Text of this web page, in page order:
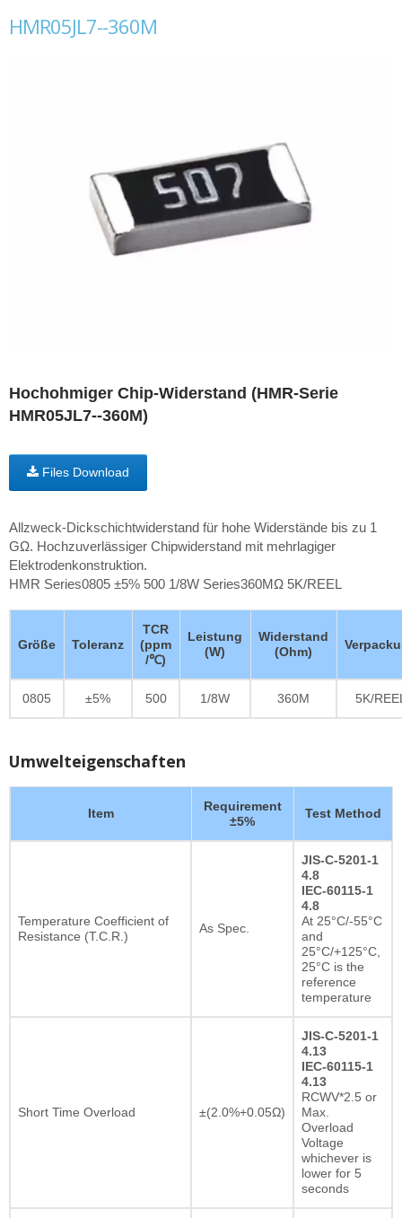
HMR05JL7--360M
Hochohmiger Chip-Widerstand (HMR-Serie
HMR05JL7--360M)
Files Download
Allzweck-Dickschichtwiderstand für hohe Widerstände bis zu 1
GΩ. Hochzuverlässiger Chipwiderstand mit mehrlagiger
Elektrodenkonstruktion.
HMR Series0805 ±5% 500 1/8W Series360MΩ 5K/REEL
Größe Toleranz
TCR
(ppm
/℃)
Leistung
(W)
Widerstand
(Ohm)
0805 ±5% 500 1/8W 360M 5K/
Umwelteigenschaften
Item
Requirement
±5%
Test Method
Temperature Coefficient of
Resistance (T.C.R.)
As Spec.
JIS-C-5201-1
4.8
IEC-60115-1
4.8
At 25°C/-55°C
and
25°C/+125°C,
25°C is the
reference
temperature
Short Time Overload ±(2.0%+0.05Ω)
JIS-C-5201-1
4.13
IEC-60115-1
4.13
RCWV*2.5 or
Max.
Overload
Voltage
whichever is
lower for 5
seconds